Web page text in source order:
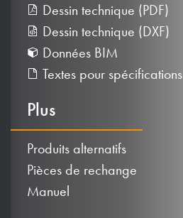
Dessin technique (PDF)
Dessin technique (DXF)
Données BIM
Textes pour spécifications
Plus
Produits alternatifs
Pièces de rechange
Manuel